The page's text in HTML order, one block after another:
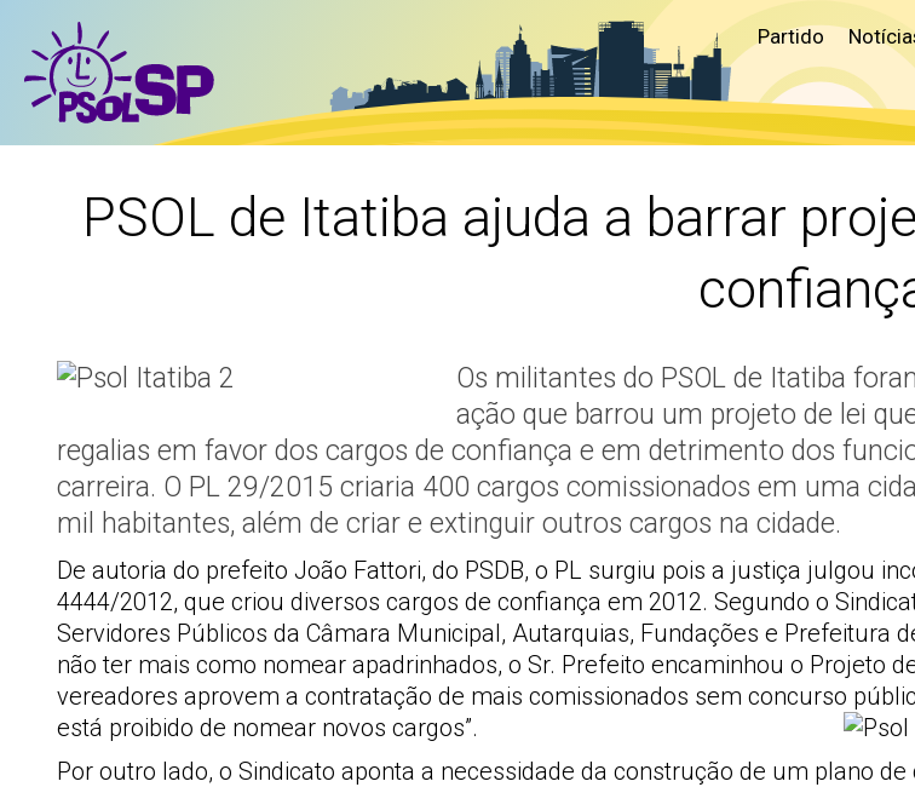
Partido
PSOL de Itatiba ajuda a barrar
Os militantes do PSOL de Itatiba
ação que barrou um projeto de lei
regalias em favor dos cargos de confiança e em detrimento dos
carreira. O PL 29/2015 criaria 400 cargos comissionados em uma
mil habitantes, além de criar e extinguir outros cargos na cidade.
De autoria do prefeito João Fattori, do PSDB, o PL surgiu pois a justiça julgou
4444/2012, que criou diversos cargos de confiança em 2012. Segundo o
Servidores Públicos da Câmara Municipal, Autarquias, Fundações e Prefeitura
não ter mais como nomear apadrinhados, o Sr. Prefeito encaminhou o Projeto
vereadores aprovem a contratação de mais comissionados sem concurso
está proibido de nomear novos cargos”.
Por outro lado, o Sindicato aponta a necessidade da construção de um plano